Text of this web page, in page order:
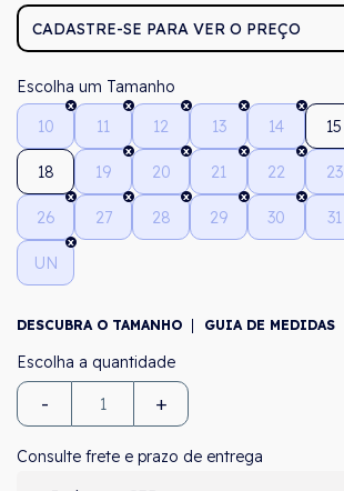
CADASTRE-SE PARA VER O PREÇO
Tamanho
10
11 12 13 14 15
18 19 20 21 22 23
26 27 28 29 30 31
UN
DESCUBRA O TAMANHO GUIA DE MEDIDAS
- +
Consulte frete e prazo de entrega